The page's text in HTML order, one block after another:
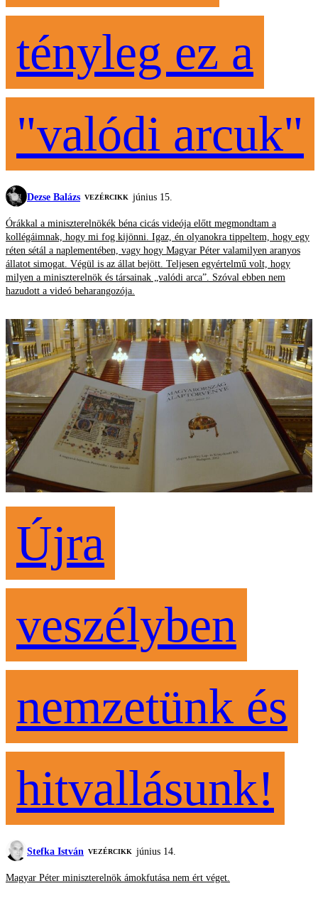
tényleg ez a
"valódi arcuk"
Dezse Balázs VEZÉRCIKK június 15.
Órákkal a miniszterelnökék béna cicás videója előtt megmondtam a
kollégáimnak, hogy mi fog kijönni. Igaz, én olyanokra tippeltem, hogy egy
réten sétál a naplementében, vagy hogy Magyar Péter valamilyen aranyos
állatot simogat. Végül is az állat bejött. Teljesen egyértelmű volt, hogy
milyen a miniszterelnök és társainak „valódi arca”. Szóval ebben nem
hazudott a videó beharangozója.
Újra
veszélyben
nemzetünk és
hitvallásunk!
Stefka István VEZÉRCIKK június 14.
Magyar Péter miniszterelnök ámokfutása nem ért véget.